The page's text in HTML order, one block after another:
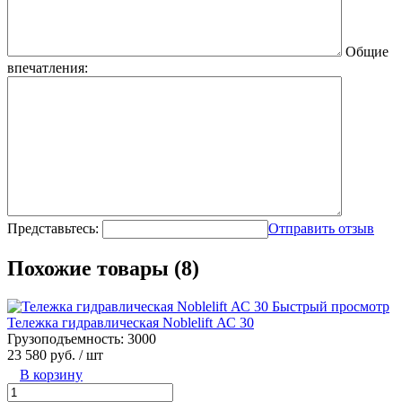
Общие
впечатления:
Представьтесь: Отправить отзыв
Похожие товары (8)
Быстрый просмотр
Тележка гидравлическая Noblelift АС 30
Грузоподъемность: 3000
23 580 руб. / шт
В корзину